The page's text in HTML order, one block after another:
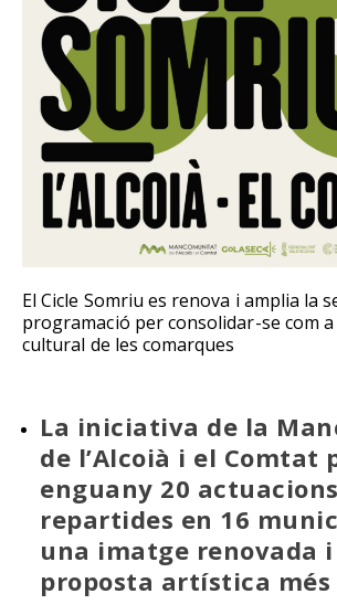
El Cicle Somriu es renova i amplia la
programació per consolidar-se com
cultural de les comarques
La iniciativa de la
de l’Alcoià i el Comtat
enguany 20 actuacions
repartides en 16
una imatge renovada
proposta artística més